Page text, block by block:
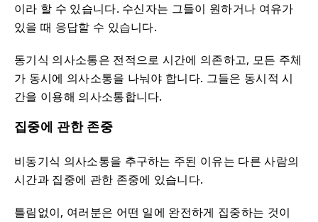
이라 할 수 있습니다. 수신자는 그들이 원하거나 여유가
있을 때 응답할 수 있습니다.
동기식 의사소통은 전적으로 시간에 의존하고, 모든 주체
가 동시에 의사소통을 나눠야 합니다. 그들은 동시적 시
간을 이용해 의사소통합니다.
집중에 관한 존중
비동기식 의사소통을 추구하는 주된 이유는 다른 사람의
시간과 집중에 관한 존중에 있습니다.
틀림없이, 여러분은 어떤 일에 완전하게 집중하는 것이